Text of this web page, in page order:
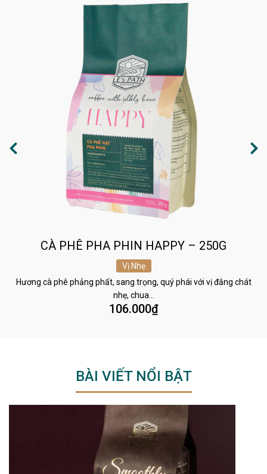
CÀ PHÊ PHA PHIN HAPPY – 250G
Vị Nhẹ
Hương cà phê phảng phất, sang trọng, quý phái với vị đắng chát
nhẹ, chua…
106.000₫
BÀI VIẾT NỔI BẬT